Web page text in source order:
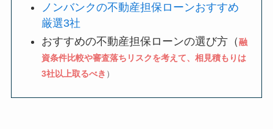
ノンバンクの不動産担保ローンおすすめ
厳選3社
おすすめの不動産担保ローンの選び方（融
資条件比較や審査落ちリスクを考えて、相見積もりは
3社以上取るべき ）